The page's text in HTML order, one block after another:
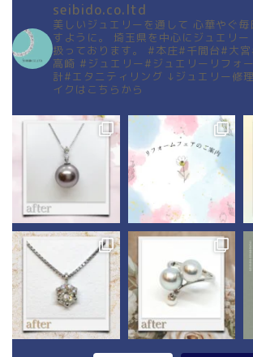
seibido.co.ltd
美しいジュエリーを通して 心華やぐ
すように。
埼玉県を中心にジュエリー
扱っております。
#本庄#千間台#大
高崎 #ジュエリー#ジュエリーリフォ
計#エタニティリング ↓ジュエリー修
イクはこちらから